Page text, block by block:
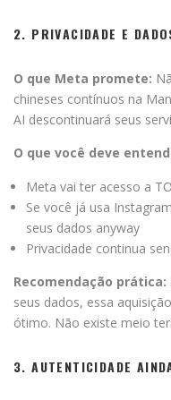
2. PRIVACIDADE E
O que Meta promete:
chineses contínuos na
AI descontinuará seus
O que você deve
Meta vai ter acesso a
Se você já usa
seus dados anyway
Privacidade continua
Recomendação prática:
seus dados, essa
ótimo. Não existe meio
3. AUTENTICIDADE